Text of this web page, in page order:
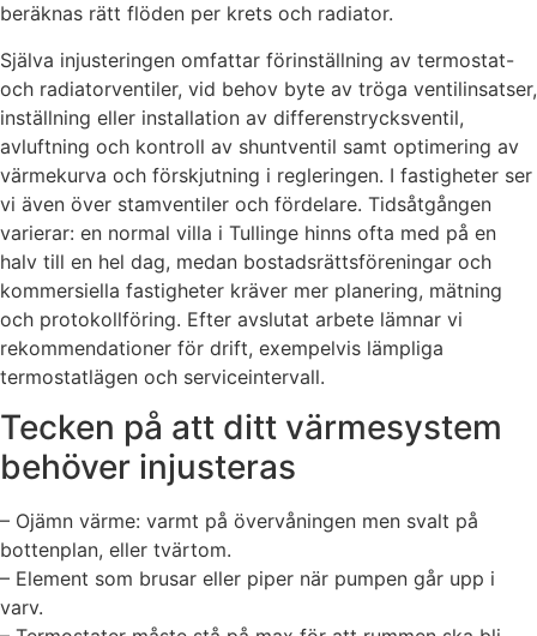
beräknas rätt flöden per krets och radiator.
Själva injusteringen omfattar förinställning av termostat-
och radiatorventiler, vid behov byte av tröga ventilinsatser,
inställning eller installation av differenstrycksventil,
avluftning och kontroll av shuntventil samt optimering av
värmekurva och förskjutning i regleringen. I fastigheter ser
vi även över stamventiler och fördelare. Tidsåtgången
varierar: en normal villa i Tullinge hinns ofta med på en
halv till en hel dag, medan bostadsrättsföreningar och
kommersiella fastigheter kräver mer planering, mätning
och protokollföring. Efter avslutat arbete lämnar vi
rekommendationer för drift, exempelvis lämpliga
termostatlägen och serviceintervall.
Tecken på att ditt värmesystem
behöver injusteras
– Ojämn värme: varmt på övervåningen men svalt på
bottenplan, eller tvärtom.
– Element som brusar eller piper när pumpen går upp i
varv.